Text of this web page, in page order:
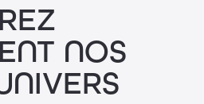
NOS